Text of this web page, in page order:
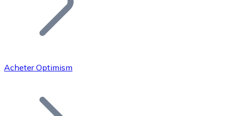
Bitcoin
Acheter Optimism